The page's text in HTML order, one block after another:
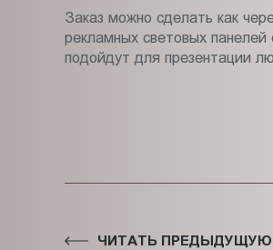
Заказ можно сделать как
рекламных световых панелей
подойдут для презентации
ЧИТАТЬ